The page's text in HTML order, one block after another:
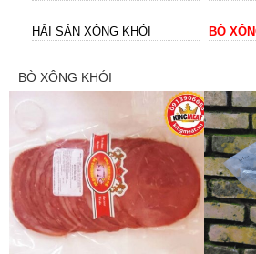
HẢI SẢN XÔNG KHÓI BÒ
BÒ XÔNG KHÓI